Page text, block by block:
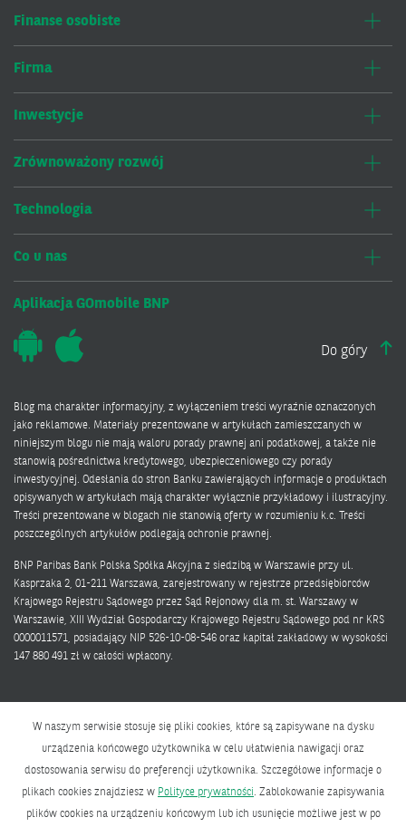
Finanse osobiste
Firma
Inwestycje
Zrównoważony rozwój
Technologia
Co u nas
Aplikacja GOmobile BNP
Do góry
Blog ma charakter informacyjny, z wyłączeniem treści wyraźnie oznaczonych
jako reklamowe. Materiały prezentowane w artykułach zamieszczanych w
niniejszym blogu nie mają waloru porady prawnej ani podatkowej, a także nie
stanowią pośrednictwa kredytowego, ubezpieczeniowego czy porady
inwestycyjnej. Odesłania do stron Banku zawierających informacje o produktach
opisywanych w artykułach mają charakter wyłącznie przykładowy i ilustracyjny.
Treści prezentowane w blogach nie stanowią oferty w rozumieniu k.c. Treści
poszczególnych artykułów podlegają ochronie prawnej.
BNP Paribas Bank Polska Spółka Akcyjna z siedzibą w Warszawie przy ul.
Kasprzaka 2, 01-211 Warszawa, zarejestrowany w rejestrze przedsiębiorców
Krajowego Rejestru Sądowego przez Sąd Rejonowy dla m. st. Warszawy w
Warszawie, XIII Wydział Gospodarczy Krajowego Rejestru Sądowego pod nr KRS
0000011571, posiadający NIP 526-10-08-546 oraz kapitał zakładowy w wysokości
147 880 491 zł w całości wpłacony.
Polityka prywatności
Bank zmieniającego się świata
W naszym serwisie stosuje się pliki cookies, które są zapisywane na dysku
urządzenia końcowego użytkownika w celu ułatwienia nawigacji oraz
dostosowania serwisu do preferencji użytkownika. Szczegółowe informacje o
plikach cookies znajdziesz w Polityce prywatności. Zablokowanie zapisywania
plików cookies na urządzeniu końcowym lub ich usunięcie możliwe jest w po